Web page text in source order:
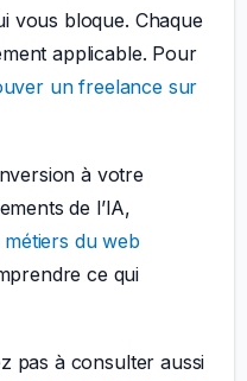
vous bloque. Chaque
applicable. Pour
un freelance sur
à votre
de l’IA,
du web
ce qui
pas à consulter aussi